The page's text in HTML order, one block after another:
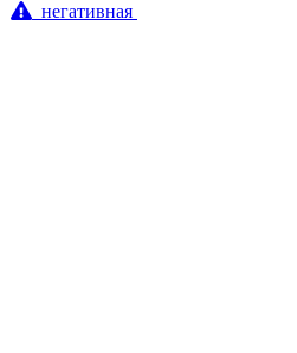
негативная